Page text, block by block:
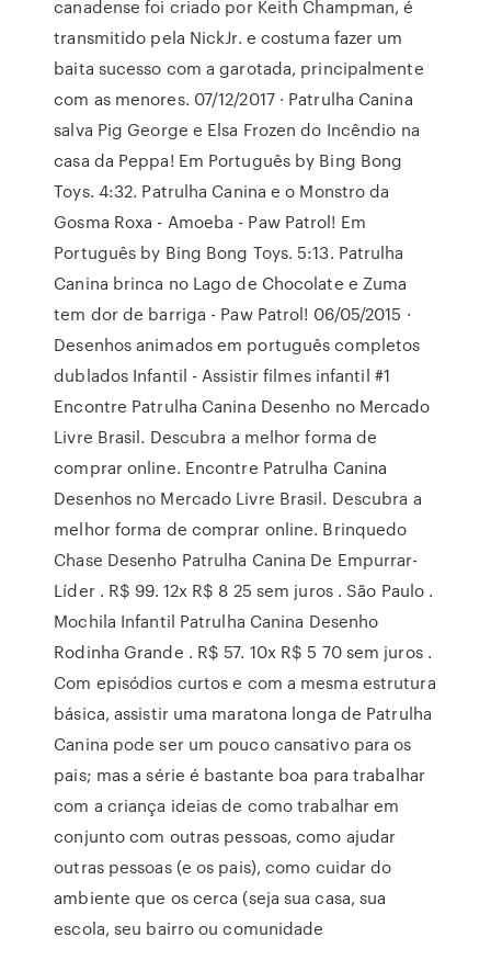
canadense foi criado por Keith Champman, é
transmitido pela NickJr. e costuma fazer um
baita sucesso com a garotada, principalmente
com as menores. 07/12/2017 · Patrulha Canina
salva Pig George e Elsa Frozen do Incêndio na
casa da Peppa! Em Português by Bing Bong
Toys. 4:32. Patrulha Canina e o Monstro da
Gosma Roxa - Amoeba - Paw Patrol! Em
Português by Bing Bong Toys. 5:13. Patrulha
Canina brinca no Lago de Chocolate e Zuma
tem dor de barriga - Paw Patrol! 06/05/2015 ·
Desenhos animados em português completos
dublados Infantil - Assistir filmes infantil #1
Encontre Patrulha Canina Desenho no Mercado
Livre Brasil. Descubra a melhor forma de
comprar online. Encontre Patrulha Canina
Desenhos no Mercado Livre Brasil. Descubra a
melhor forma de comprar online. Brinquedo
Chase Desenho Patrulha Canina De Empurrar-
Líder . R$ 99. 12x R$ 8 25 sem juros . São Paulo .
Mochila Infantil Patrulha Canina Desenho
Rodinha Grande . R$ 57. 10x R$ 5 70 sem juros .
Com episódios curtos e com a mesma estrutura
básica, assistir uma maratona longa de Patrulha
Canina pode ser um pouco cansativo para os
pais; mas a série é bastante boa para trabalhar
com a criança ideias de como trabalhar em
conjunto com outras pessoas, como ajudar
outras pessoas (e os pais), como cuidar do
ambiente que os cerca (seja sua casa, sua
escola, seu bairro ou comunidade